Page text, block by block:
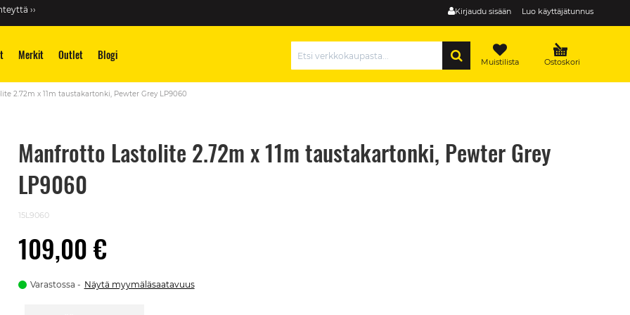
Kirjaudu sisään Luo käyttäjätunnus
››
Merkit Outlet Blogi Ostoskori
Muistilista
2.72m x 11m taustakartonki, Pewter Grey LP9060
Manfrotto Lastolite 2.72m x 11m taustakartonki, Pewter Grey
LP9060
15L9060
109,00 €
Varastossa Näytä myymäläsaatavuus